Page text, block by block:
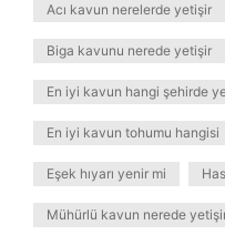
Acı kavun nerelerde yetişir
Biga kavunu nerede yetişir
En iyi kavun hangi şehirde
En iyi kavun tohumu hangisi
Eşek hıyarı yenir mi
Mühürlü kavun nerede